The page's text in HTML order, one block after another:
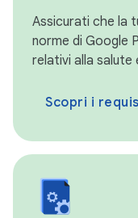
Assicurati che la
norme di Google
relativi alla salute
Scopri i